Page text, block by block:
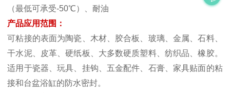
（最低可承受-50℃）、耐油
产品应用范围：
可粘接的表面为陶瓷、木材、胶合板、玻璃、金属、石料、
干水泥、皮革、硬纸板、大多数硬质塑料、纺织品、橡胶。
适用于瓷器、玩具、挂钩、五金配件、石膏、家具贴面的粘
接和台盆浴缸的防水密封。